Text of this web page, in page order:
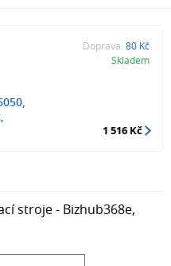
Doprava: 80 Kč
Skladem
1 516 Kč
stroje - Bizhub368e,